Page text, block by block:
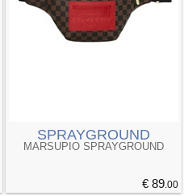
SPRAYGROUND
MARSUPIO SPRAYGROUND
€ 89.00